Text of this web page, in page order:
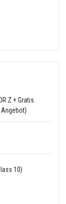
Z + Gratis
Angebot)
10)